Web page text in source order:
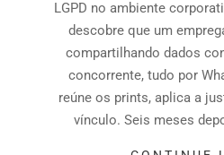
LGPD no ambiente
descobre que um
compartilhando dados
concorrente, tudo por
reúne os prints, aplica a
vínculo. Seis meses